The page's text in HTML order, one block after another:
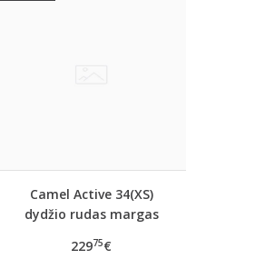
Camel Active 34(XS)
dydžio rudas margas
paltas 310050 6F32
22975€